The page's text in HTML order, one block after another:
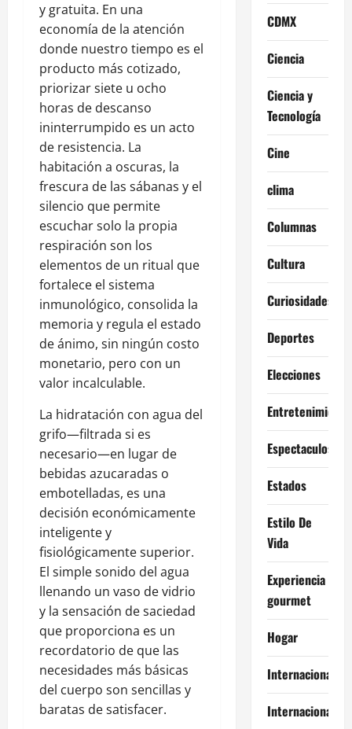
y gratuita. En una
economía de la atención
donde nuestro tiempo es el
producto más cotizado,
priorizar siete u ocho
horas de descanso
ininterrumpido es un acto
de resistencia. La
habitación a oscuras, la
frescura de las sábanas y el
silencio que permite
escuchar solo la propia
respiración son los
elementos de un ritual que
fortalece el sistema
inmunológico, consolida la
memoria y regula el estado
de ánimo, sin ningún costo
monetario, pero con un
valor incalculable.
La hidratación con agua del
grifo—filtrada si es
necesario—en lugar de
bebidas azucaradas o
embotelladas, es una
decisión económicamente
inteligente y
fisiológicamente superior.
El simple sonido del agua
llenando un vaso de vidrio
y la sensación de saciedad
que proporciona es un
recordatorio de que las
necesidades más básicas
del cuerpo son sencillas y
baratas de satisfacer.
CDMX
Ciencia
Ciencia y
Tecnología
Cine
clima
Columnas
Cultura
Curiosidades
Deportes
Elecciones
Entretenimiento
Espectaculos
Estados
Estilo De
Vida
Experiencia
gourmet
Hogar
Internacional
Internacionales